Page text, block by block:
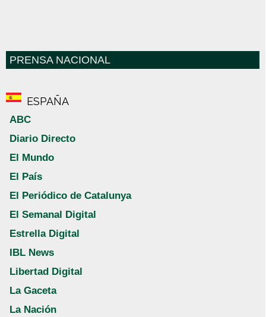
PRENSA NACIONAL
ESPAÑA
ABC
Diario Directo
El Mundo
El País
El Periódico de Catalunya
El Semanal Digital
Estrella Digital
IBL News
Libertad Digital
La Gaceta
La Nación